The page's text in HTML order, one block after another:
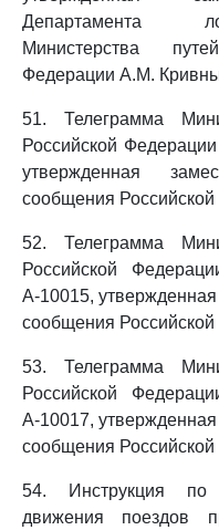
Департамента
Министерства
Федерации А.М.
51. Телеграмма
Российской
утвержденная
сообщения
52. Телеграмма
Российской
А-10015,
сообщения
53. Телеграмма
Российской
А-10017,
сообщения
54. Инструкция по
движения поездов